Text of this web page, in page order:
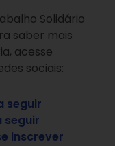
Solidário
saber mais
acesse
sociais:
seguir
seguir
inscrever